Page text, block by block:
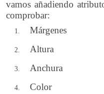
vamos añadiendo
comprobar:
Márgenes
Altura
Anchura
Color